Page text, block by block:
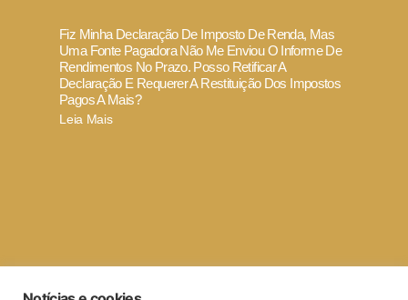
Fiz Minha Declaração De Imposto De Renda, Mas
Uma Fonte Pagadora Não Me Enviou O Informe De
Rendimentos No Prazo. Posso Retificar A
Declaração E Requerer A Restituição Dos Impostos
Pagos A Mais?
Leia Mais